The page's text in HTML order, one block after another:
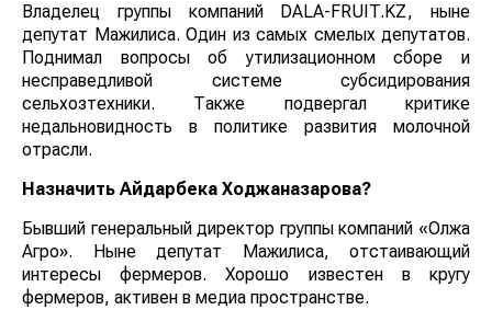
Владелец группы компаний DALA-FRUIT.KZ, ныне
депутат Мажилиса. Один из самых смелых депутатов.
Поднимал вопросы об утилизационном сборе и
несправедливой системе субсидирования
сельхозтехники. Также подвергал критике
недальновидность в политике развития молочной
отрасли.
Назначить Айдарбека Ходжаназарова?
Бывший генеральный директор группы компаний «Олжа
Агро». Ныне депутат Мажилиса, отстаивающий
интересы фермеров. Хорошо известен в кругу
фермеров, активен в медиа пространстве.